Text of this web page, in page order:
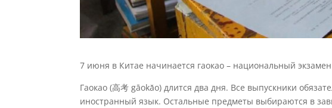
7 июня в Китае начинается гаокао – национальный
Гаокао (高考 gāokǎo) длится два дня. Все выпускники
иностранный язык. Остальные предметы выбираются в